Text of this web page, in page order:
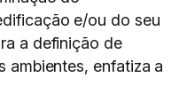
e/ou do seu
a definição de
ambientes, enfatiza a